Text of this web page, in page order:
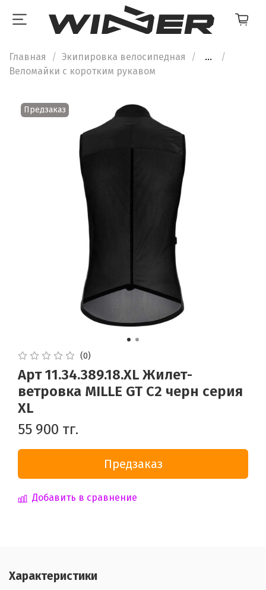
Главная Экипировка велосипедная
...
Веломайки с коротким рукавом
Предзаказ
(0)
Арт 11.34.389.18.XL Жилет-
ветровка MILLE GT C2 черн серия
XL
55 900 тг.
Предзаказ
Добавить в сравнение
Характеристики